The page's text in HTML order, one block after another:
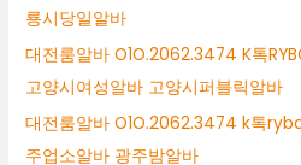
룡시당일알바
대전룸알바 O1O.2062.3474 K톡
고양시여성알바 고양시퍼블릭알바
대전룸알바 O1O.2062.3474 k톡
주업소알바 광주밤알바